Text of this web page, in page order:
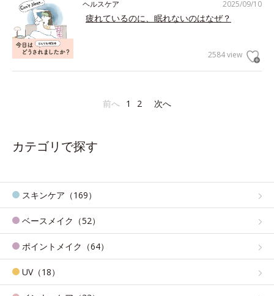
2025/09/10
ヘルスケア
疲れているのに、眠れないのはなぜ？
2584 view
前へ 1 2 次へ
カテゴリで探す
スキンケア（169）
ベースメイク（52）
ポイントメイク（64）
UV（18）